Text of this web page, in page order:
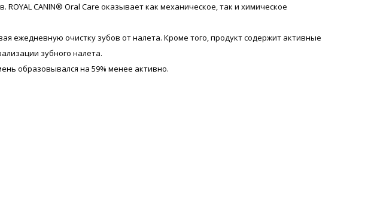
CANIN® Oral Care оказывает как механическое, так и химическое
ежедневную очистку зубов от налета. Кроме того, продукт содержит активные
зубного налета.
образовывался на 59% менее активно.